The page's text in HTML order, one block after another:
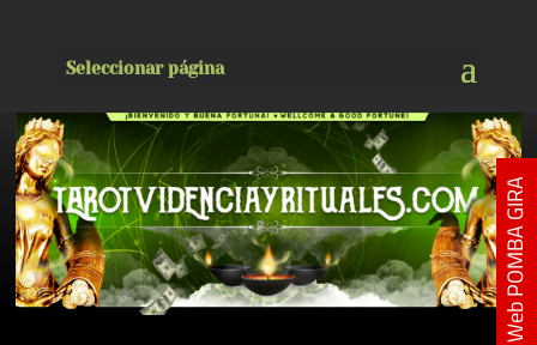
Seleccionar página
Web POMBA GIRA